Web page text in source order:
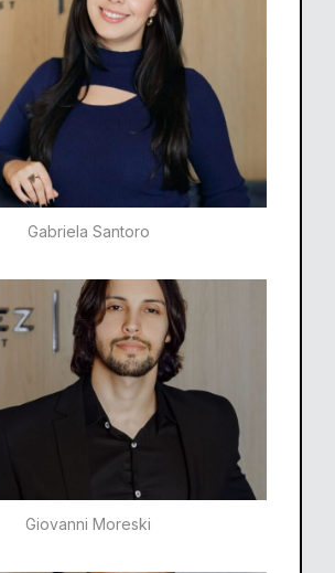
Gabriela Santoro​
Giovanni Moreski